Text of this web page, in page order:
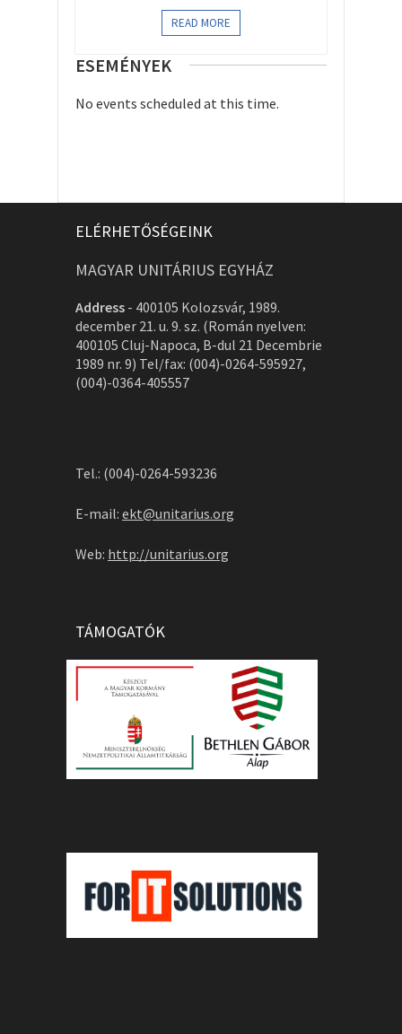
READ MORE
ESEMÉNYEK
No events scheduled at this time.
ELÉRHETŐSÉGEINK
MAGYAR UNITÁRIUS EGYHÁZ
Address - 400105 Kolozsvár, 1989.
december 21. u. 9. sz. (Román nyelven:
400105 Cluj-Napoca, B-dul 21 Decembrie
1989 nr. 9) Tel/fax: (004)-0264-595927,
(004)-0364-405557
Tel.: (004)-0264-593236
E-mail: ekt@unitarius.org
Web: http://unitarius.org
TÁMOGATÓK